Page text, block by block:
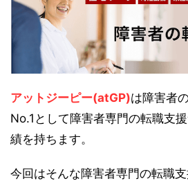
アットジーピー(atGP)は障害者
No.1として障害者専門の転職支
績を持ちます。
今回はそんな障害者専門の転職